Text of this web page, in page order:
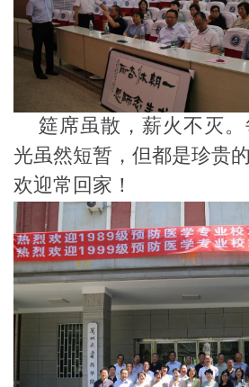
筵席虽散，薪火不灭。
光虽然短暂，但都是珍贵
欢迎常回家！